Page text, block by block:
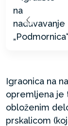
Igraonica na
opremljena je
obloženim
prskalicom